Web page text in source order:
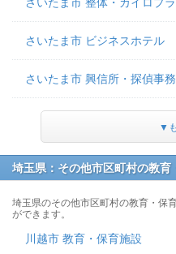
さいたま市 ビジネスホテル
さいたま市 興信所・探偵事
▼
埼玉県：その他市区町村の教育
埼玉県のその他市区町村の教育・保
ができます。
川越市 教育・保育施設